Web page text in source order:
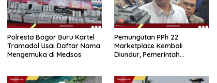
Polresta Bogor Buru Kartel
Tramadol Usai Daftar Nama
Mengemuka di Medsos
Pemungutan PPh 22
Marketplace Kembali
Diundur, Pemerintah